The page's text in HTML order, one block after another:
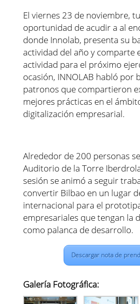
El viernes 23 de noviembre,
oportunidad de acudir a al
donde Innolab, presenta su
actividad del año y comparte
actividad para el próximo
ocasión, INNOLAB habló por
patronos que compartieron
mejores prácticas en el
digitalización empresarial.
Alrededor de 200 personas
Auditorio de la Torre
sesión se animó a seguir
convertir Bilbao en un lugar
internacional para el
empresariales que tengan la
como palanca de desarrollo.
Descargar nota de
Galería Fotográfica: